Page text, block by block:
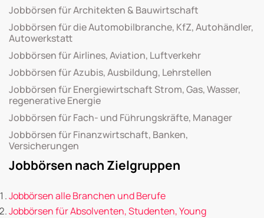
Jobbörsen für Architekten & Bauwirtschaft
Jobbörsen für die Automobilbranche, KfZ, Autohändler,
Autowerkstatt
Jobbörsen für Airlines, Aviation, Luftverkehr
Jobbörsen für Azubis, Ausbildung, Lehrstellen
Jobbörsen für Energiewirtschaft Strom, Gas, Wasser,
regenerative Energie
Jobbörsen für Fach- und Führungskräfte, Manager
Jobbörsen für Finanzwirtschaft, Banken,
Versicherungen
Jobbörsen nach Zielgruppen
Jobbörsen alle Branchen und Berufe
Jobbörsen für Absolventen, Studenten, Young